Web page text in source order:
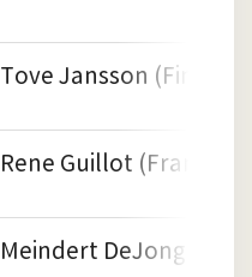
Tove Jansson (Finland)
Rene Guillot (France)
Meindert DeJong (USA)